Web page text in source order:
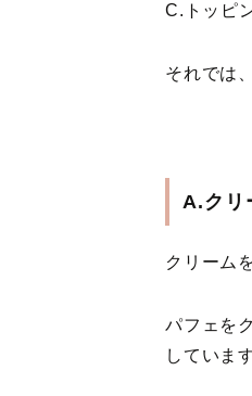
C.トッピ
それでは
A.クリ
クリーム
パフェを
していま